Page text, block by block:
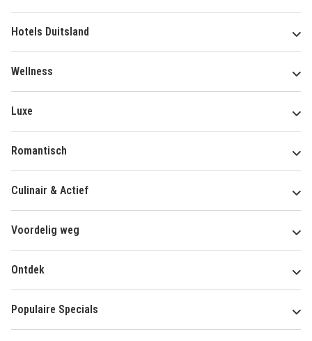
Hotels Duitsland
Wellness
Luxe
Romantisch
Culinair & Actief
Voordelig weg
Ontdek
Populaire Specials